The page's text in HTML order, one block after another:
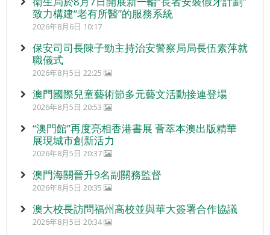
致力構建“老有所醫”的服務系統
2026年8月6日 10:17
保安司司長陳子勁主持治安警察局局長伍素萍就
職儀式
2026年8月5日 22:25
澳門國際兒童藝術節多元藝文活動接連登場
2026年8月5日 20:53
“澳門館”再度亮相香港書展 薈萃本澳出版精華
展現城市創新活力
2026年8月5日 20:37
澳門海關晉升9名副關務監督
2026年8月5日 20:35
澳大校長訪問福州高校並與華大簽署合作協議
2026年8月5日 20:34